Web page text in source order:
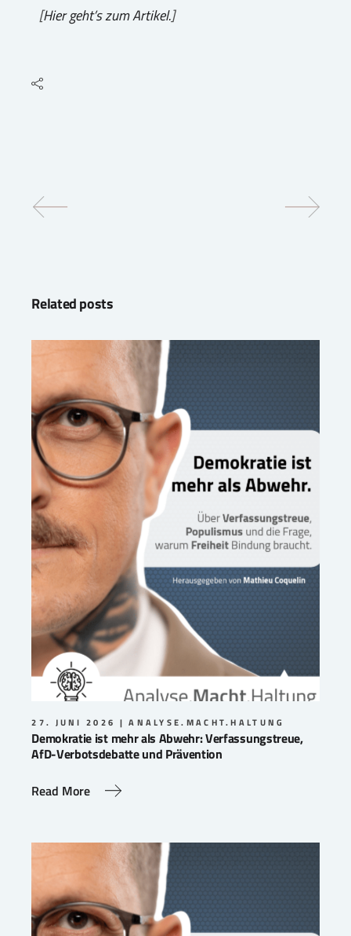
[Hier geht’s zum Artikel.]
Related posts
27. JUNI 2026 ANALYSE.MACHT.HALTUNG
Demokratie ist mehr als Abwehr: Verfassungstreue,
AfD-Verbotsdebatte und Prävention
Read More